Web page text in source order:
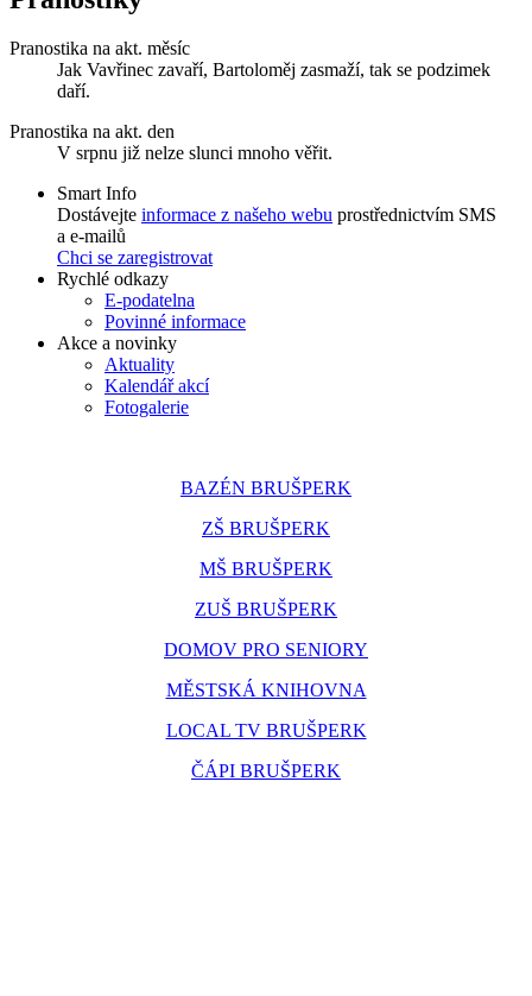
Pranostika na akt. měsíc
Jak Vavřinec zavaří, Bartoloměj zasmaží, tak se podzimek
daří.
Pranostika na akt. den
V srpnu již nelze slunci mnoho věřit.
Smart Info
Dostávejte informace z našeho webu prostřednictvím SMS
a e-mailů
Chci se zaregistrovat
Rychlé odkazy
E-podatelna
Povinné informace
Akce a novinky
Aktuality
Kalendář akcí
Fotogalerie
BAZÉN BRUŠPERK
ZŠ BRUŠPERK
MŠ BRUŠPERK
ZUŠ BRUŠPERK
DOMOV PRO SENIORY
MĚSTSKÁ KNIHOVNA
LOCAL TV BRUŠPERK
ČÁPI BRUŠPERK